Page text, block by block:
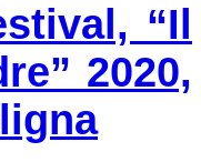
“Il
2020,